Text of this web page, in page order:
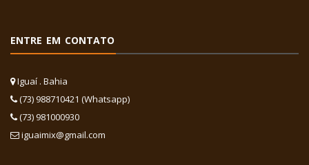
ENTRE EM CONTATO
Iguaí . Bahia
(73) 988710421 (Whatsapp)
(73) 981000930
iguaimix@gmail.com